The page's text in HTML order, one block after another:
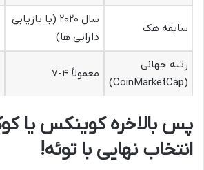
سابقه هک
سال ۲۰۲۰ (با بازیابی
دارایی ها)
رتبه جهانی
(CoinMarketCap)
معمولاً ۴-۷
پس بالاخره کوینکس یا
انتخاب نهایی با توئه!